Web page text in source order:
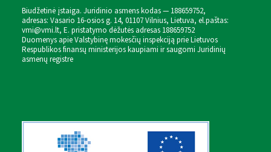
Biudžetinė įstaiga. Juridinio asmens kodas — 188659752,
adresas: Vasario 16-osios g. 14, 01107 Vilnius, Lietuva, el.paštas:
vmi@vmi.lt, E. pristatymo dėžutės adresas 188659752
Duomenys apie Valstybinę mokesčių inspekciją prie Lietuvos
Respublikos finansų ministerijos kaupiami ir saugomi Juridinių
asmenų registre